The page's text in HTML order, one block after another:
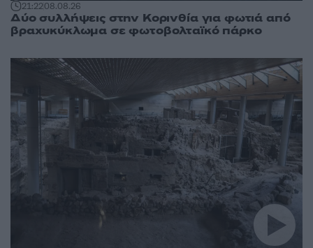
21:2208.08.26
Δύο συλλήψεις στην Κορινθία για φωτιά από
βραχυκύκλωμα σε φωτοβολταϊκό πάρκο